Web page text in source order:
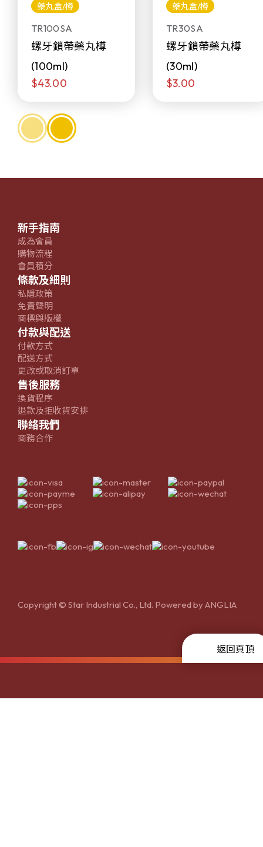
藥丸盒/樽
TR100SA
螺牙鎖帶藥丸樽
(100ml)
$43.00
藥丸盒/樽
TR30SA
螺牙鎖帶藥丸樽
(30ml)
$3.00
新手指南
成為會員
購物流程
會員積分
條款及細則
私隱政策
免責聲明
商標與版權
付款與配送
付款方式
配送方式
更改或取消訂單
售後服務
換貨程序
退款及拒收貨安排
聯絡我們
商務合作
Copyright © Star Industrial Co., Ltd. Powered byANGLIA
返回頁頂